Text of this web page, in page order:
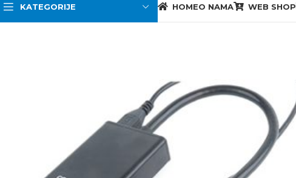
KATEGORIJE HOMEO NAMA WEB SHOP